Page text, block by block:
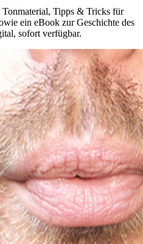
Tipps & Tricks für
ein eBook zur Geschichte des
sofort verfügbar.